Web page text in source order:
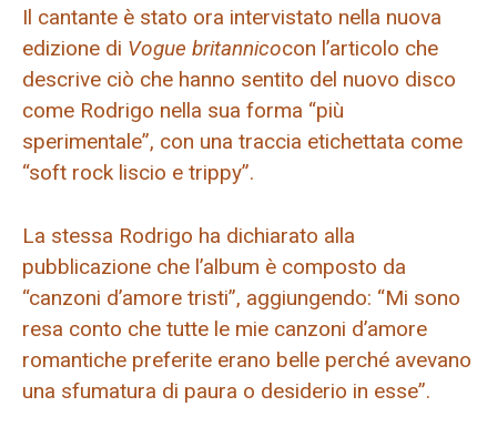
Il cantante è stato ora intervistato nella nuova
edizione di Vogue britannicocon l’articolo che
descrive ciò che hanno sentito del nuovo disco
come Rodrigo nella sua forma “più
sperimentale”, con una traccia etichettata come
“soft rock liscio e trippy”.
La stessa Rodrigo ha dichiarato alla
pubblicazione che l’album è composto da
“canzoni d’amore tristi”, aggiungendo: “Mi sono
resa conto che tutte le mie canzoni d’amore
romantiche preferite erano belle perché avevano
una sfumatura di paura o desiderio in esse”.